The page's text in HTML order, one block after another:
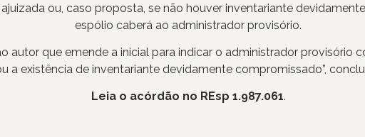
ou, caso proposta, se não houver inventariante
espólio caberá ao administrador provisório.
autor que emende a inicial para indicar o administrador provisório
existência de inventariante devidamente compromissado”,
Leia o acórdão no REsp 1.987.061.